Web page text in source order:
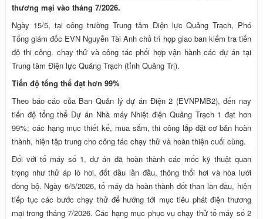
thương mại vào tháng 7/2026.
Ngày 15/5, tại công trường Trung tâm Điện lực Quảng Trạch, Phó
Tổng giám đốc EVN Nguyễn Tài Anh chủ trì họp giao ban kiểm tra tiến
độ thi công, chạy thử và công tác phối hợp vận hành các dự án tại
Trung tâm Điện lực Quảng Trạch (tỉnh Quảng Trị).
Tiến độ tổng thể đạt hơn 99%
Theo báo cáo của Ban Quản lý dự án Điện 2 (EVNPMB2), đến nay
tiến độ tổng thể Dự án Nhà máy Nhiệt điện Quảng Trạch 1 đạt hơn
99%; các hạng mục thiết kế, mua sắm, thi công lắp đặt cơ bản hoàn
thành, hiện tập trung cho công tác chạy thử và hoàn thiện cuối cùng.
Đối với tổ máy số 1, dự án đã hoàn thành các mốc kỹ thuật quan
trọng như thử áp lò hơi, đốt dầu lần đầu, thông thổi hơi và hòa lưới
đồng bộ. Ngày 6/5/2026, tổ máy đã hoàn thành đốt than lần đầu, hiện
tiếp tục các bước chạy thử để hướng tới mục tiêu phát điện thương
mại trong tháng 7/2026. Các hạng mục phục vụ chạy thử tổ máy số 2